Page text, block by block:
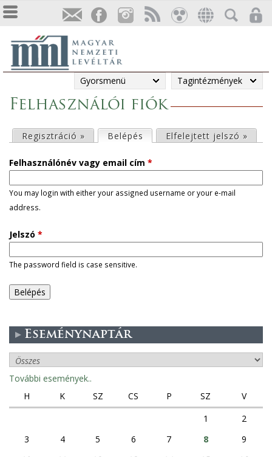
Gyorsmenü Tagintézmények
Felhasználói fiók
l
s
ő
d
l
e
e
s
Regisztráció » Belépés (aktív fül)Elfelejtett jelszó »
Felhasználónév vagy email cím *
You may login with either your assigned username or your e-mail
address.
Jelszó *
The password field is case sensitive.
Eseménynaptár
További események..
H
K SZ CS P SZ
V
1
2
3
4 5 6 7 8
9